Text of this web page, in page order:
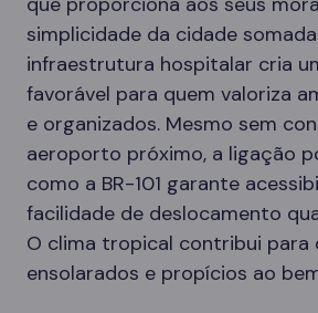
simplicidade da cidade
infraestrutura hospitalar cria
favorável para quem valoriza
e organizados. Mesmo sem
aeroporto próximo, a ligação
como a BR-101 garante
facilidade de deslocamento
O clima tropical contribui para
ensolarados e propícios ao